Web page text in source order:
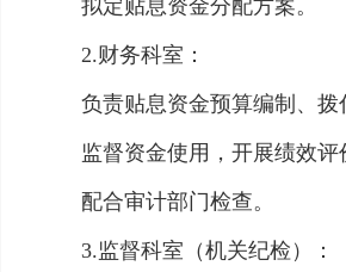
拟定贴息资金分配方案。
2.财务科室：
负责贴息资金预算编制、拨
监督资金使用，开展绩效评
配合审计部门检查。
3.监督科室（机关纪检）：